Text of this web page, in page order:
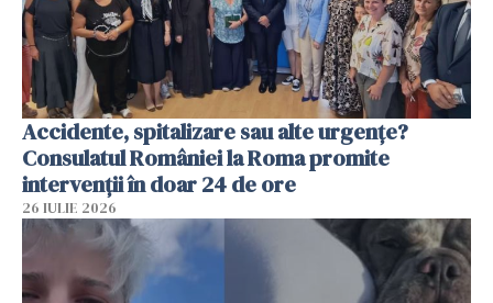
Accidente, spitalizare sau alte urgențe?
Consulatul României la Roma promite
intervenții în doar 24 de ore
26 IULIE 2026